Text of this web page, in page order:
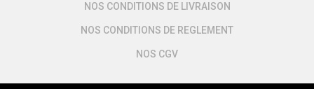
NOS CONDITIONS DE LIVRAISON
NOS CONDITIONS DE REGLEMENT
NOS CGV